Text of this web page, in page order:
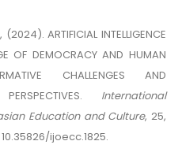
ARTIFICIAL INTELLIGENCE
OF DEMOCRACY AND HUMAN
CHALLENGES AND
PERSPECTIVES. International
Education and Culture, 25,
ijoecc.1825.